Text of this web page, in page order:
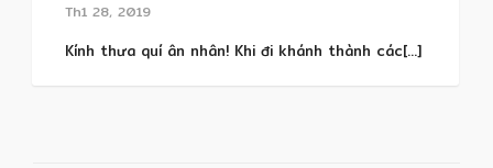
Th1 28, 2019
Kính thưa quí ân nhân! Khi đi khánh thành các[...]